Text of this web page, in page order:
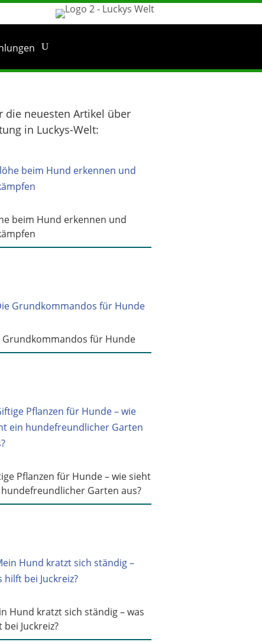
die neuesten Artikel über
in Luckys-Welt:
beim Hund erkennen und
Grundkommandos für Hunde
Pflanzen für Hunde – wie sieht
Garten aus?
Hund kratzt sich ständig – was
bei Juckreiz?